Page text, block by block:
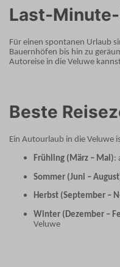
Last-
Für einen spontanen Urlaub
Bauernhöfen bis hin zu
Autoreise in die Veluwe
Beste
Ein Autourlaub in die Veluwe
Frühling (März – Mai):
Sommer (Juni –
Herbst (September –
Winter (Dezember –
Veluwe